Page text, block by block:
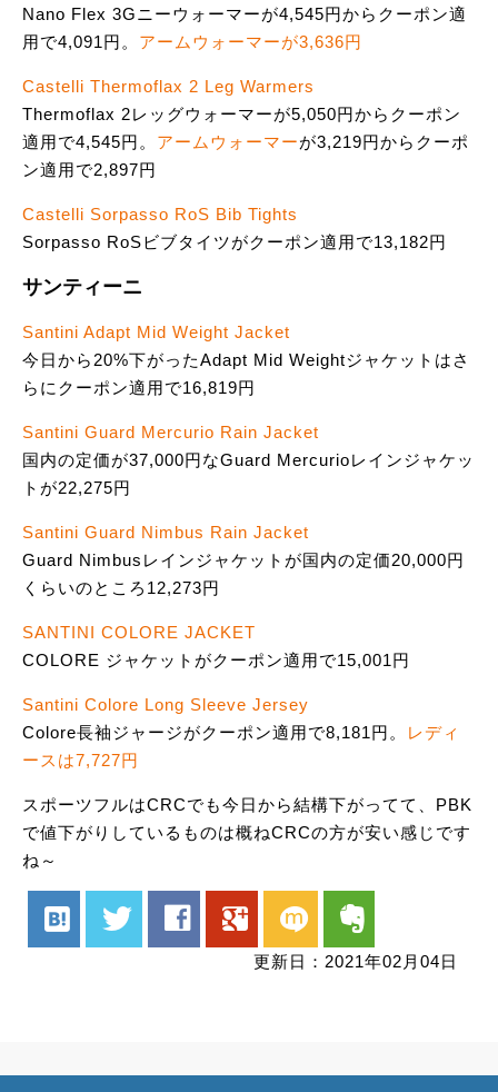
Nano Flex 3Gニーウォーマーが4,545円からクーポン適
用で4,091円。 アームウォーマーが3,636円
Castelli Thermoflax 2 Leg Warmers
Thermoflax 2レッグウォーマーが5,050円からクーポン
適用で4,545円。 アームウォーマーが3,219円からクーポ
ン適用で2,897円
Castelli Sorpasso RoS Bib Tights
Sorpasso RoSビブタイツがクーポン適用で13,182円
サンティーニ
Santini Adapt Mid Weight Jacket
今日から20%下がったAdapt Mid Weightジャケットはさ
らにクーポン適用で16,819円
Santini Guard Mercurio Rain Jacket
国内の定価が37,000円なGuard Mercurioレインジャケッ
トが22,275円
Santini Guard Nimbus Rain Jacket
Guard Nimbusレインジャケットが国内の定価20,000円
くらいのところ12,273円
SANTINI COLORE JACKET
COLORE ジャケットがクーポン適用で15,001円
Santini Colore Long Sleeve Jersey
Colore長袖ジャージがクーポン適用で8,181円。
レディ
ースは7,727円
スポーツフルはCRCでも今日から結構下がってて、PBK
で値下がりしているものは概ねCRCの方が安い感じです
ね～
hatenabookmark twitter facebook google mixi evernote
更新日：2021年02月04日